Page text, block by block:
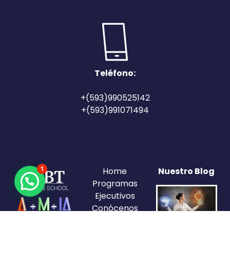
Teléfono:
+(593)990525142
+(593)991071494
Home
Programas
Ejecutivos
Conócenos
Nuestro Blog
1